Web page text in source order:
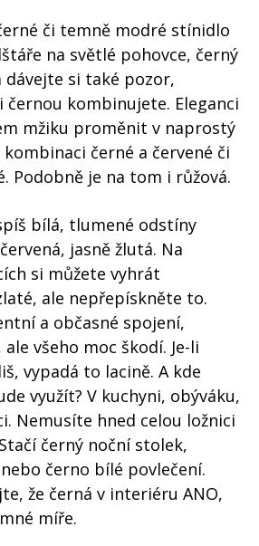
či temně modré stínidlo
na světlé pohovce, černý
dávejte si také pozor,
černou kombinujete. Eleganci
mžiku proměnit v naprostý
kombinaci černé a červené či
Podobně je na tom i růžová.
bílá, tlumené odstíny
jasně žlutá. Na
si můžete vyhrát
ale nepřepískněte to.
a občasné spojení,
všeho moc škodí. Je-li
vypadá to lacině. A kde
využít? V kuchyni, obýváku,
Nemusíte hned celou ložnici
černý noční stolek,
černo bílé povlečení.
že černá v interiéru ANO,
míře.